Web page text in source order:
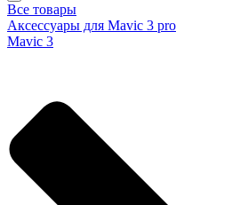
Все товары
Аксессуары для Mavic 3 pro
Mavic 3